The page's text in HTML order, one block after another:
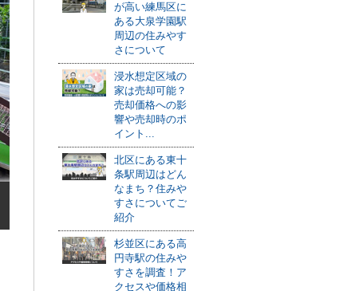
が高い練馬区に
ある大泉学園駅
周辺の住みやす
さについて
浸水想定区域の
家は売却可能？
売却価格への影
響や売却時のポ
イント...
北区にある東十
条駅周辺はどん
なまち？住みや
すさについてご
紹介
杉並区にある高
円寺駅の住みや
すさを調査！ア
クセスや価格相